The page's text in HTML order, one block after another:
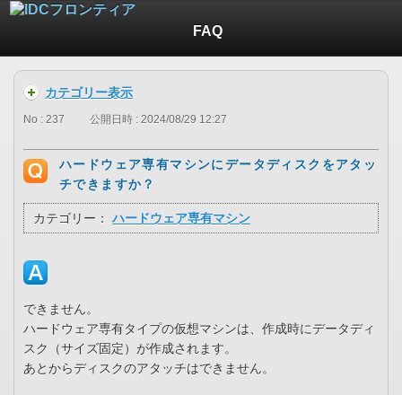
FAQ
カテゴリー表示
No : 237 公開日時 : 2024/08/29 12:27
ハードウェア専有マシンにデータディスクをアタッ
チできますか？
カテゴリー： ハードウェア専有マシン
できません。
ハードウェア専有タイプの仮想マシンは、作成時にデータディ
スク（サイズ固定）が作成されます。
あとからディスクのアタッチはできません。